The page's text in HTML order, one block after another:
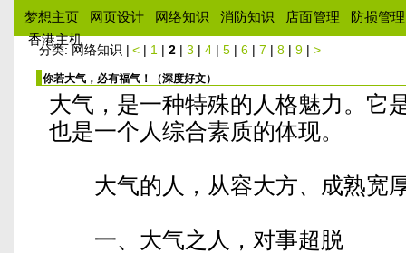
梦想主页 网页设计 网络知识 消防知识 店面管理
防损管理
香港主机
分类: 网络知识 | <| 1 | 2| 3 | 4| 5| 6| 7 | 8| 9| >
你若大气，必有福气！（深度好文）
大气，是一种特殊的人格魅力。它
也是一个人综合素质的体现。
大气的人，从容大方、成熟宽
一、大气之人，对事超脱